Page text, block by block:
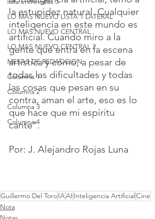
LO MAS NUEVO LISTA 1 LATERAL
LO MAS NUEVO CENTRAL
LO MAS NUEVO CENTRAL 2
MESAS DE REDACCION
Columna 1
Columna 2
Columna 3
Columna 4
la estupidez natural. Cualquier
inteligencia en este mundo es
artificial. Cuando miro a la
gente que entra en la escena
artística y cómo, a pesar de
todas las dificultades y todas
las cosas que pesan en su
contra, aman el arte, eso es lo
que hace que mi espíritu
cante".
Por: J. Alejandro Rojas Luna
Guillermo Del ToroIAAI Inteligencia ArtificialCine
Nota